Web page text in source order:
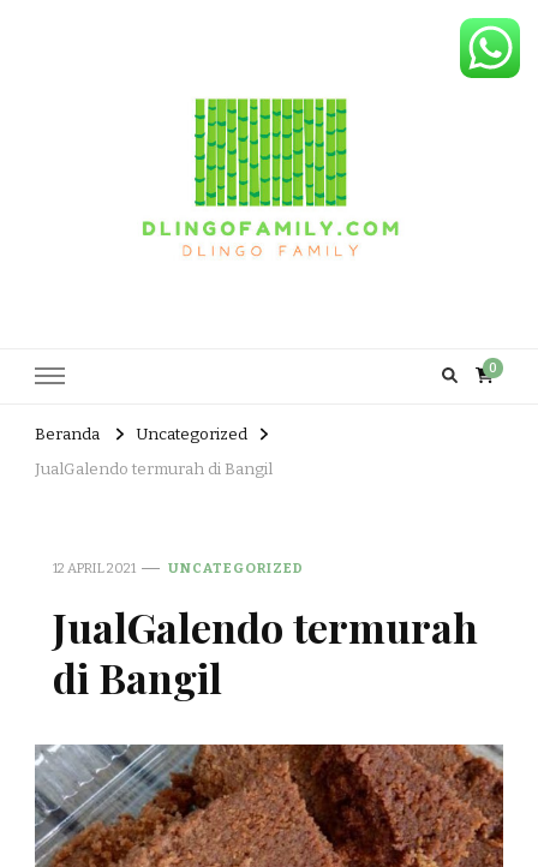
0
Beranda
Uncategorized
JualGalendo termurah di Bangil
12 APRIL 2021 UNCATEGORIZED
JualGalendo termurah
di Bangil